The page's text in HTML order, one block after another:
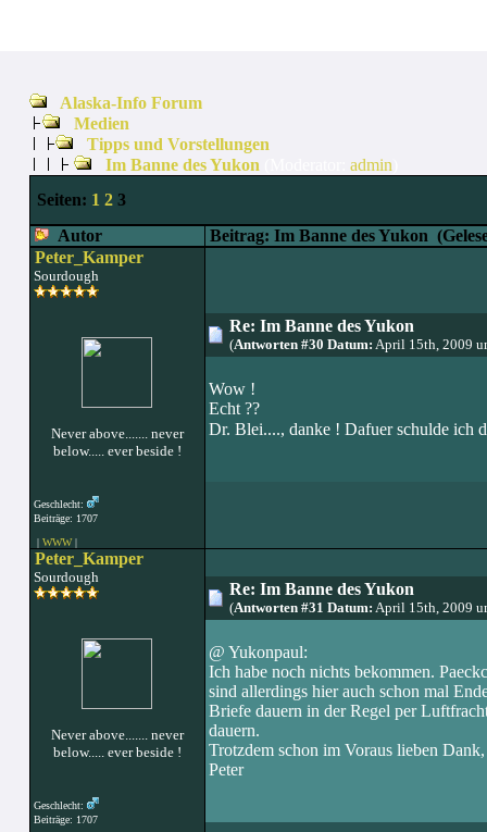
Alaska-Info Forum
Medien
Tipps und Vorstellungen
Im Banne des Yukon
admin
Seiten: 1 23
Autor
Beitrag: Im Banne des Yukon
Peter_Kamper
Sourdough
Never above....... never
below..... ever beside !
Geschlecht:
Beiträge: 1707
| WWW|
Re: Im Banne des Yukon
(Antworten #30 Datum: April 15th, 2009
Wow !
Echt ??
Dr. Blei...., danke ! Dafuer schulde ich
Peter_Kamper
Sourdough
Never above....... never
below..... ever beside !
Geschlecht:
Beiträge: 1707
Re: Im Banne des Yukon
(Antworten #31 Datum: April 15th, 2009
@ Yukonpaul:
Ich habe noch nichts bekommen.
sind allerdings hier auch schon mal
Briefe dauern in der Regel per
dauern.
Trotzdem schon im Voraus lieben Dank,
Peter